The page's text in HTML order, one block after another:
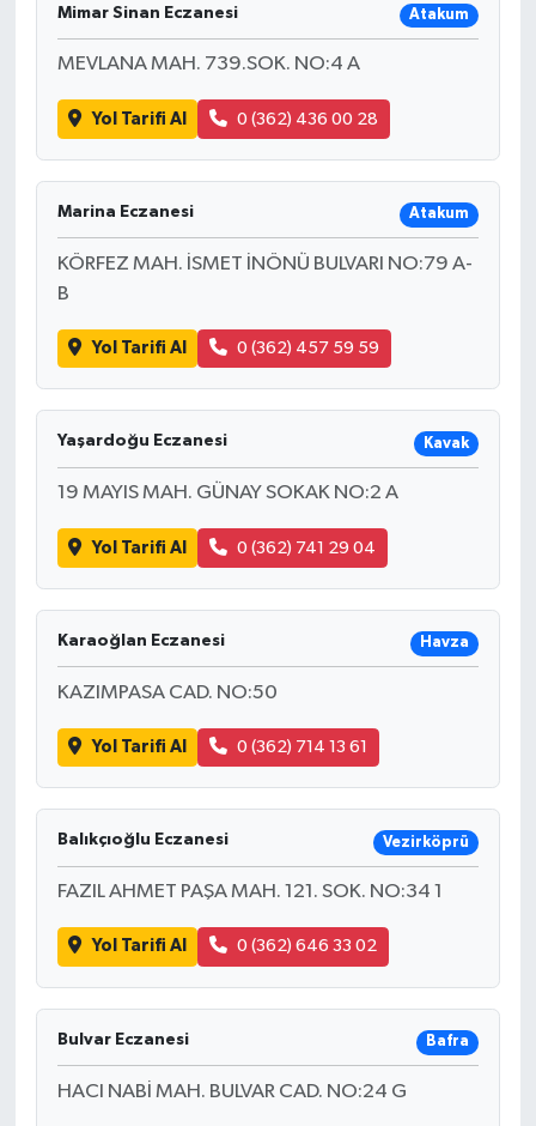
Mimar Sinan Eczanesi Atakum
MEVLANA MAH. 739.SOK. NO:4 A
Yol Tarifi Al 0 (362) 436 00 28
Marina Eczanesi Atakum
KÖRFEZ MAH. İSMET İNÖNÜ BULVARI NO:79 A-
B
Yol Tarifi Al 0 (362) 457 59 59
Yaşardoğu Eczanesi Kavak
19 MAYIS MAH. GÜNAY SOKAK NO:2 A
Yol Tarifi Al 0 (362) 741 29 04
Karaoğlan Eczanesi Havza
KAZIMPASA CAD. NO:50
Yol Tarifi Al 0 (362) 714 13 61
Balıkçıoğlu Eczanesi Vezirköprü
FAZIL AHMET PAŞA MAH. 121. SOK. NO:34 1
Yol Tarifi Al 0 (362) 646 33 02
Bulvar Eczanesi Bafra
HACI NABİ MAH. BULVAR CAD. NO:24 G